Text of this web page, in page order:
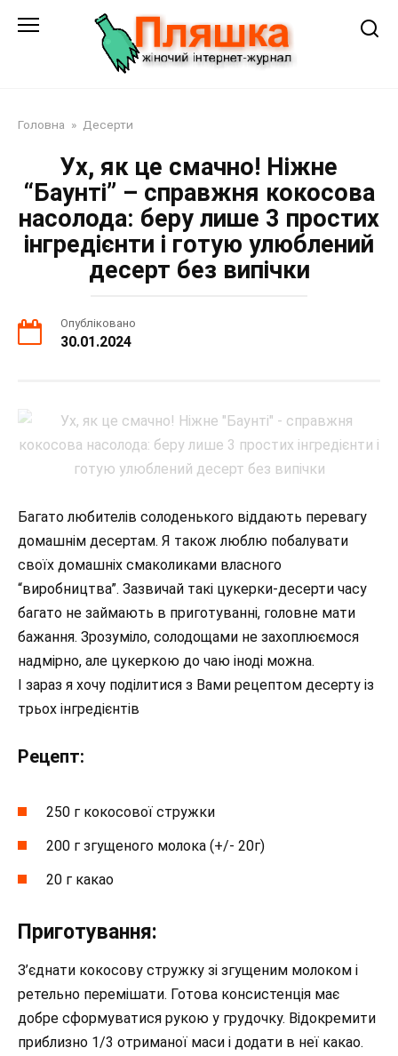
Головна » Десерти
Ух, як це смачно! Ніжне
“Баунті” – справжня кокосова
насолода: беру лише 3 простих
інгредієнти і готую улюблений
десерт без випічки
Опубліковано
30.01.2024
Багато любителів солоденького віддають перевагу
домашнім десертам. Я також люблю побалувати
своїх домашніх смаколиками власного
“виробництва”. Зазвичай такі цукерки-десерти часу
багато не займають в приготуванні, головне мати
бажання. Зрозуміло, солодощами не захоплюємося
надмірно, але цукеркою до чаю іноді можна.
І зараз я хочу поділитися з Вами рецептом десерту із
трьох інгредієнтів
Рецепт:
250 г кокосової стружки
200 г згущеного молока (+/- 20г)
20 г какао
Приготування:
З’єднати кокосову стружку зі згущеним молоком і
ретельно перемішати. Готова консистенція має
добре сформуватися рукою у грудочку. Відокремити
приблизно 1/3 отриманої маси і додати в неї какао.